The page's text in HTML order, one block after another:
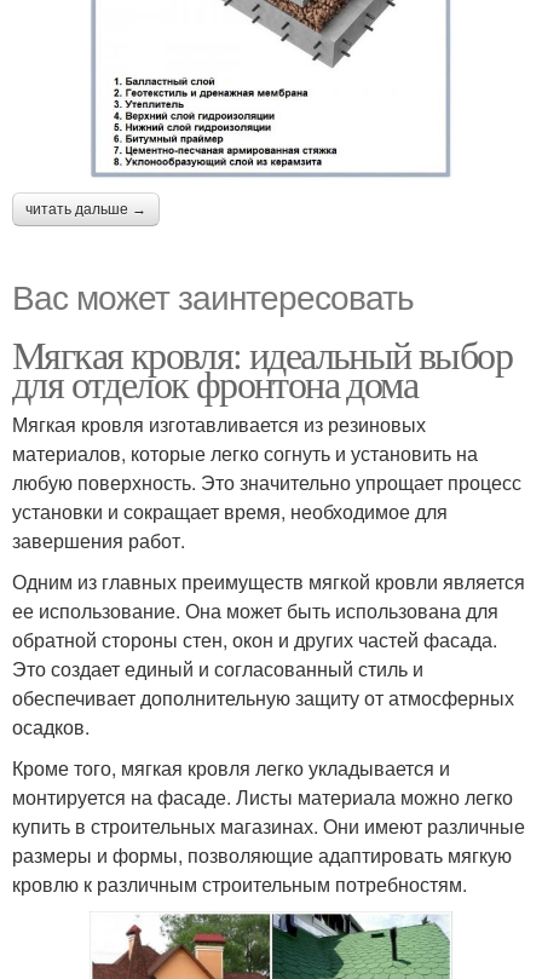
читать дальше →
Вас может заинтересовать
Мягкая кровля: идеальный выбор
для отделок фронтона дома
Мягкая кровля изготавливается из резиновых
материалов, которые легко согнуть и установить на
любую поверхность. Это значительно упрощает процесс
установки и сокращает время, необходимое для
завершения работ.
Одним из главных преимуществ мягкой кровли является
ее использование. Она может быть использована для
обратной стороны стен, окон и других частей фасада.
Это создает единый и согласованный стиль и
обеспечивает дополнительную защиту от атмосферных
осадков.
Кроме того, мягкая кровля легко укладывается и
монтируется на фасаде. Листы материала можно легко
купить в строительных магазинах. Они имеют различные
размеры и формы, позволяющие адаптировать мягкую
кровлю к различным строительным потребностям.